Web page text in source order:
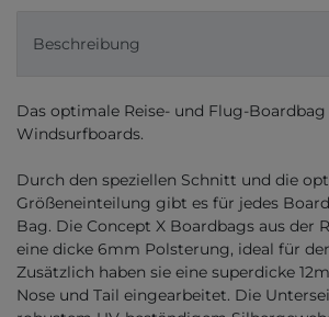
Beschreibung
Das optimale Reise- und Flug-
Windsurfboards.
Durch den speziellen Schnitt und die
Größeneinteilung gibt es für jedes
Bag. Die Concept X Boardbags aus der
eine dicke 6mm Polsterung, ideal für
Zusätzlich haben sie eine superdicke
Nose und Tail eingearbeitet. Die